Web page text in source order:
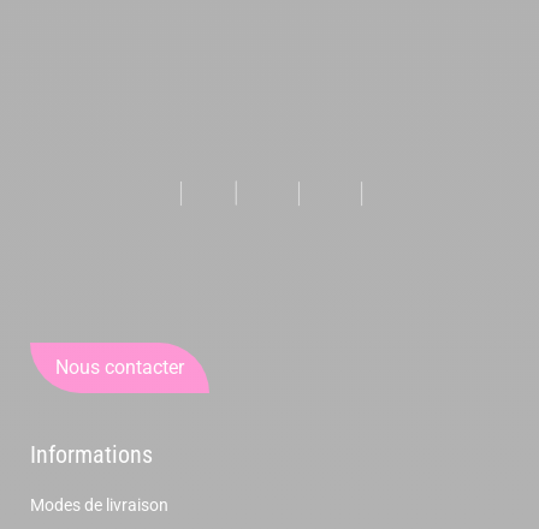
Nous contacter
Informations
Modes de livraison